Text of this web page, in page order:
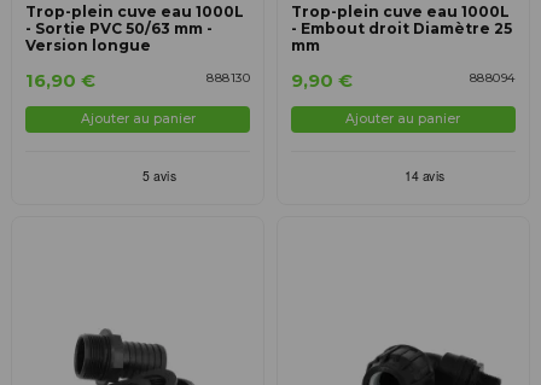
Trop-plein cuve eau 1000L
- Sortie PVC 50/63 mm -
Version longue
888130
16,90 €
Ajouter au panier
Trop-plein cuve eau 1000L
- Embout droit Diamètre 25
mm
888094
9,90 €
Ajouter au panier